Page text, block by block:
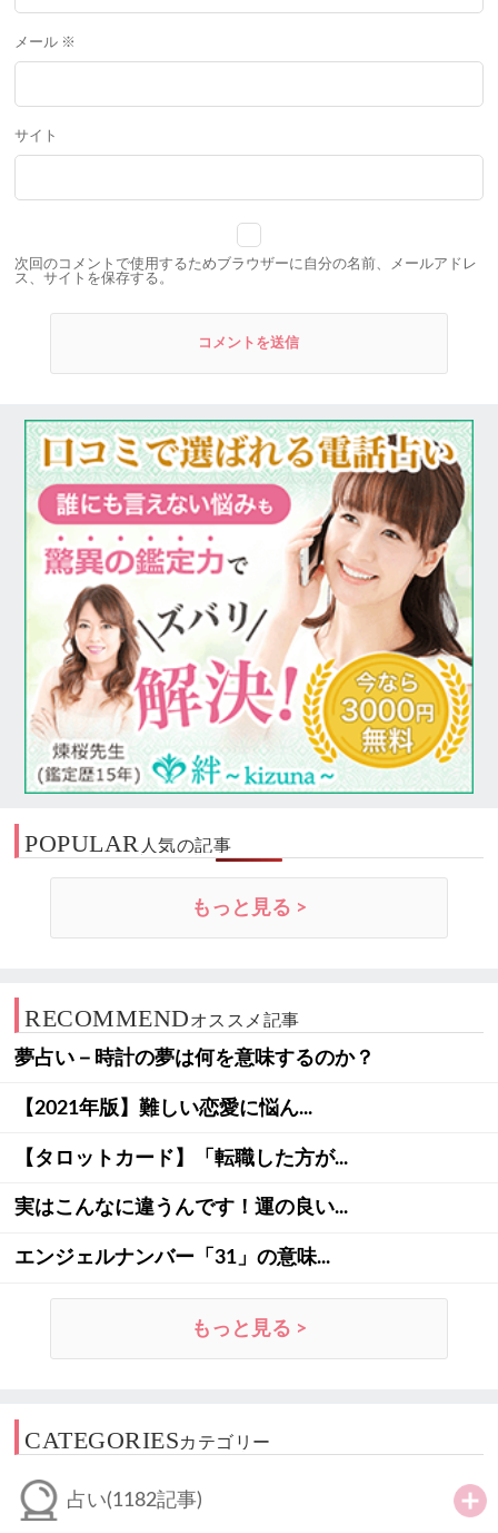
メール ※
サイト
次回のコメントで使用するためブラウザーに自分の名前、メールアドレ
ス、サイトを保存する。
POPULAR人気の記事
もっと見る >
RECOMMENDオススメ記事
夢占い－時計の夢は何を意味するのか？
【2021年版】難しい恋愛に悩ん...
【タロットカード】「転職した方が...
実はこんなに違うんです！運の良い...
エンジェルナンバー「31」の意味...
もっと見る >
CATEGORIESカテゴリー
占い(1182記事)